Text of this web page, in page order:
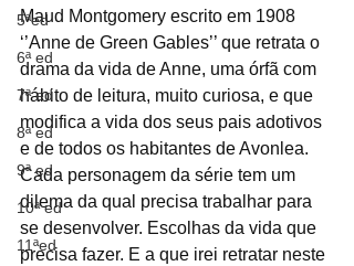
5ªed
6ª ed
7ª ed
8ª ed
9ª ed
10ª ed
11ªed
Maud Montgomery escrito em 1908
‘’Anne de Green Gables’’ que retrata o
drama da vida de Anne, uma órfã com
hábito de leitura, muito curiosa, e que
modifica a vida dos seus pais adotivos
e de todos os habitantes de Avonlea.
Cada personagem da série tem um
dilema da qual precisa trabalhar para
se desenvolver. Escolhas da vida que
precisa fazer. E a que irei retratar neste